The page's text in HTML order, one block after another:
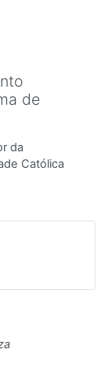
de
da
Católica